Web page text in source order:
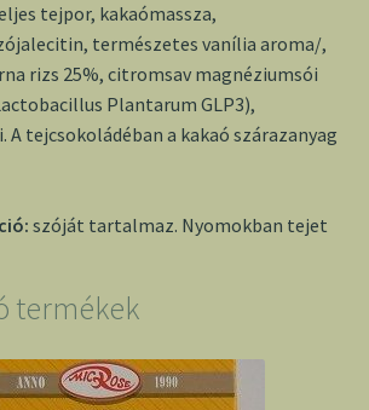
tejpor, kakaómassza,
természetes vanília aroma/,
rizs 25%, citromsav magnéziumsói
Plantarum GLP3),
tejcsokoládéban a kakaó szárazanyag
szóját tartalmaz. Nyomokban tejet
termékek